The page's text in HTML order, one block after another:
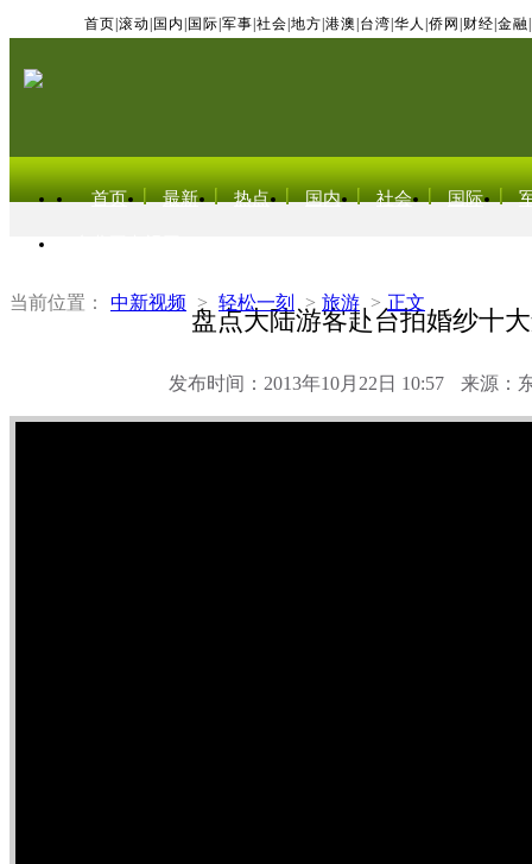
首页 滚动 国内 国际 军事 社会 地方 港澳 台湾 华人 侨网 财经 金融
首页 最新 热点 国内 社会 国际
当前位置： 中新视频 > 轻松一刻 > 旅游 > 正文
盘点大陆游客赴台拍婚纱十
发布时间：2013年10月22日 10:57 来源：